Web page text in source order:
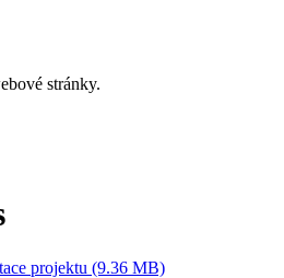
stránky.
projektu (9.36 MB)